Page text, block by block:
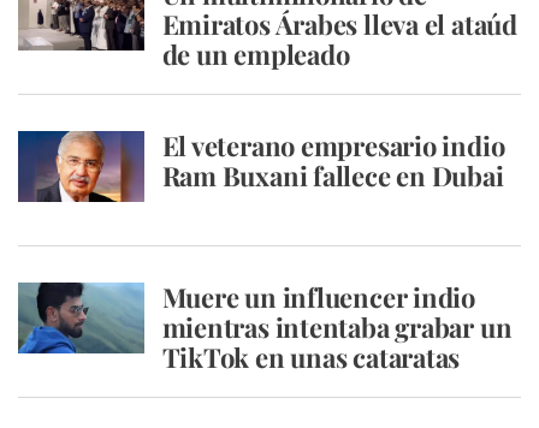
Emiratos Árabes lleva el ataúd
de un empleado
El veterano empresario indio
Ram Buxani fallece en Dubai
Muere un influencer indio
mientras intentaba grabar un
TikTok en unas cataratas